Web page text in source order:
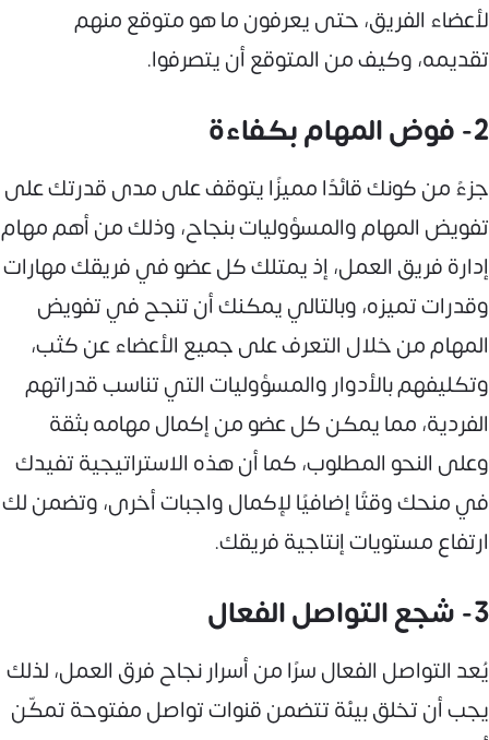
لأعضاء الفريق، حتى يعرفون ما هو متوقع منهم
تقديمه، وكيف من المتوقع أن يتصرفوا.
2- فوض المهام بكفاءة
جزءً من كونك قائدًا مميزًا يتوقف على مدى قدرتك على
تفويض المهام والمسؤوليات بنجاح، وذلك من أهم مهام
إدارة فريق العمل، إذ يمتلك كل عضو في فريقك مهارات
وقدرات تميزه، وبالتالي يمكنك أن تنجح في تفويض
المهام من خلال التعرف على جميع الأعضاء عن كثب،
وتكليفهم بالأدوار والمسؤوليات التي تناسب قدراتهم
الفردية، مما يمكن كل عضو من إكمال مهامه بثقة
وعلى النحو المطلوب، كما أن هذه الاستراتيجية تفيدك
في منحك وقتًا إضافيًا لإكمال واجبات أخرى، وتضمن لك
ارتفاع مستويات إنتاجية فريقك.
3- شجع التواصل الفعال
يُعد التواصل الفعال سرًا من أسرار نجاح فرق العمل، لذلك
يجب أن تخلق بيئة تتضمن قنوات تواصل مفتوحة تمكّن